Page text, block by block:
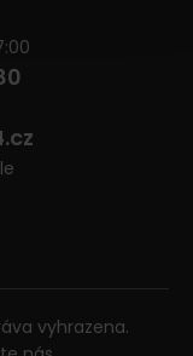
vyhrazena.